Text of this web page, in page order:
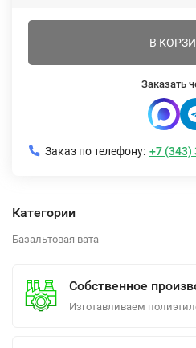
В
Заказать
Заказ по телефону: +7 (343)
Категории
Базальтовая вата
Собственное
Изготавливаем